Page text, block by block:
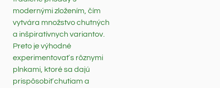
modernými zložením, čím
vytvára množstvo chutných
a inšpiratívnych variantov.
Preto je výhodné
experimentovať s rôznymi
plnkami, ktoré sa dajú
prispôsobiť chutiam a